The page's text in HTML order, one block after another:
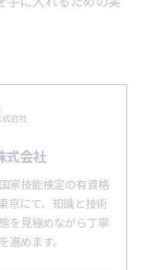
式会社
家技能検定の有資格
京にて、知識と技術
を見極めながら丁寧
めます。